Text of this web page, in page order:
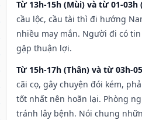
Từ 13h-15h (Mùi) và từ 01-03h
cầu lộc, cầu tài thì đi hướng
nhiều may mắn. Người đi có
gặp thuận lợi.
Từ 15h-17h (Thân) và từ 03h-
cãi cọ, gây chuyện đói kém,
tốt nhất nên hoãn lại. Phòng
tránh lây bệnh. Nói chung